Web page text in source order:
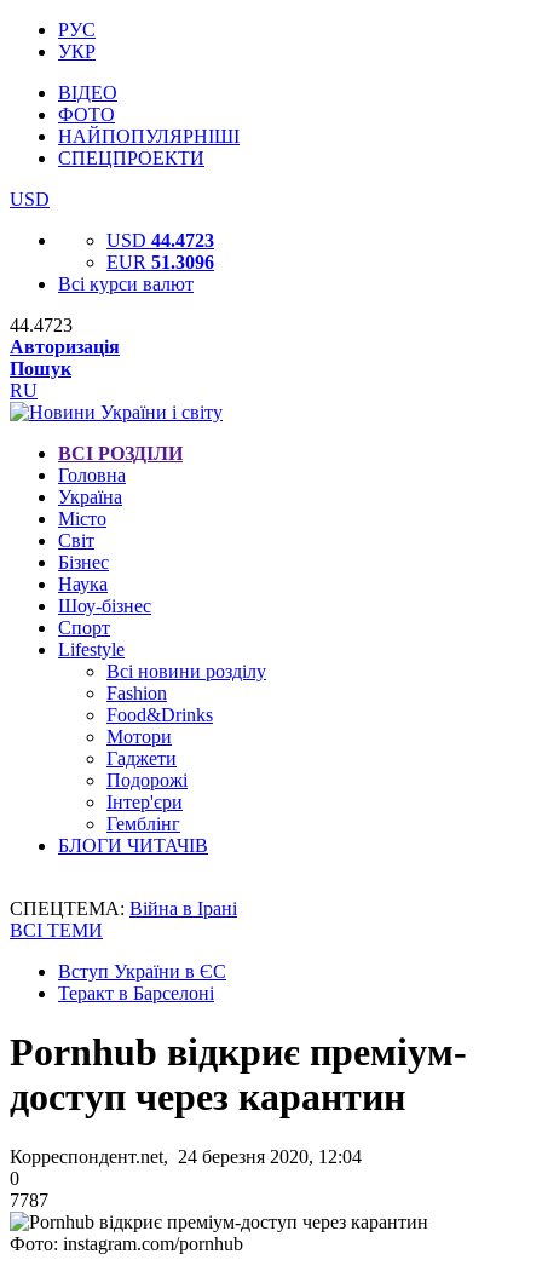
РУС
УКР
ВІДЕО
ФОТО
НАЙПОПУЛЯРНІШІ
СПЕЦПРОЕКТИ
USD
USD 44.4723
EUR 51.3096
Всі курси валют
44.4723
Авторизація
Пошук
RU
ВСІ РОЗДІЛИ
Головна
Україна
Місто
Світ
Бізнес
Наука
Шоу-бізнес
Спорт
Lifestyle
Всі новини розділу
Fashion
Food&Drinks
Мотори
Гаджети
Подорожі
Інтер'єри
Гемблінг
БЛОГИ ЧИТАЧІВ
СПЕЦТЕМА: Війна в Ірані
ВСІ ТЕМИ
Вступ України в ЄС
Теракт в Барселоні
Pornhub відкриє преміум-
доступ через карантин
Корреспондент.net, 24 березня 2020, 12:04
0
7787
Фото: instagram.com/pornhub